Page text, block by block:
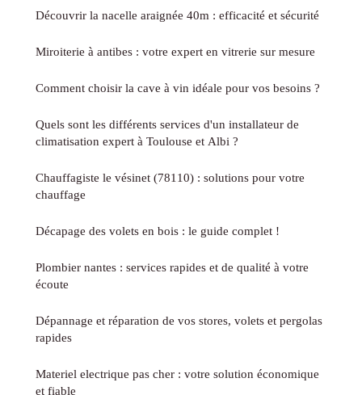
Découvrir la nacelle araignée 40m : efficacité et sécurité
Miroiterie à antibes : votre expert en vitrerie sur mesure
Comment choisir la cave à vin idéale pour vos besoins ?
Quels sont les différents services d'un installateur de
climatisation expert à Toulouse et Albi ?
Chauffagiste le vésinet (78110) : solutions pour votre
chauffage
Décapage des volets en bois : le guide complet !
Plombier nantes : services rapides et de qualité à votre
écoute
Dépannage et réparation de vos stores, volets et pergolas
rapides
Materiel electrique pas cher : votre solution économique
et fiable